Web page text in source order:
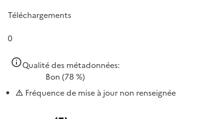
Téléchargements
0
Qualité des métadonnées:
Bon (78 %)
Fréquence de mise à jour non renseignée